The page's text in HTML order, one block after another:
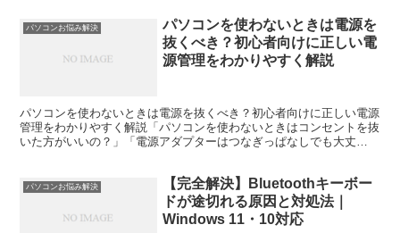
パソコンお悩み解決
パソコンを使わないときは電源を
抜くべき？初心者向けに正しい電
源管理をわかりやすく解説
パソコンを使わないときは電源を抜くべき？初心者向けに正しい電源
管理をわかりやすく解説「パソコンを使わないときはコンセントを抜
いた方がいいの？」「電源アダプターはつなぎっぱなしでも大丈
パソコンお悩み解決
【完全解決】Bluetoothキーボー
ドが途切れる原因と対処法｜
Windows 11・10対応